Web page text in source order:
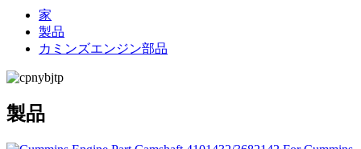
家
製品
カミンズエンジン部品
製品